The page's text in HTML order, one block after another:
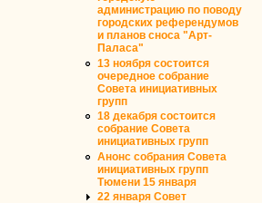
администрацию по поводу
городских референдумов
и планов сноса "Арт-
Паласа"
13 ноября состоится
очередное собрание
Совета инициативных
групп
18 декабря состоится
собрание Совета
инициативных групп
Анонс собрания Совета
инициативных групп
Тюмени 15 января
22 января Совет